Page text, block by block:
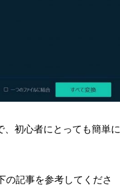
初心者にとっても簡単に
の記事を参考してくださ